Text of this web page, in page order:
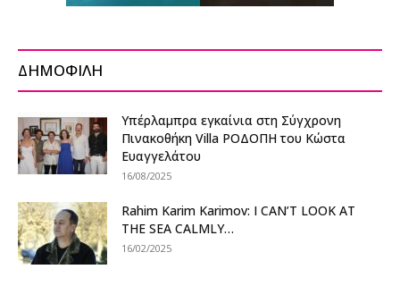
ΔΗΜΟΦΙΛΗ
Υπέρλαμπρα εγκαίνια στη Σύγχρονη
Πινακοθήκη Villa ΡΟΔΟΠΗ του Κώστα
Ευαγγελάτου
16/08/2025
Rahim Karim Karimov: I CAN’T LOOK AT
THE SEA CALMLY…
16/02/2025